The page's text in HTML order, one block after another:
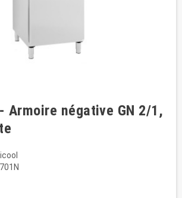
- Armoire négative GN 2/1,